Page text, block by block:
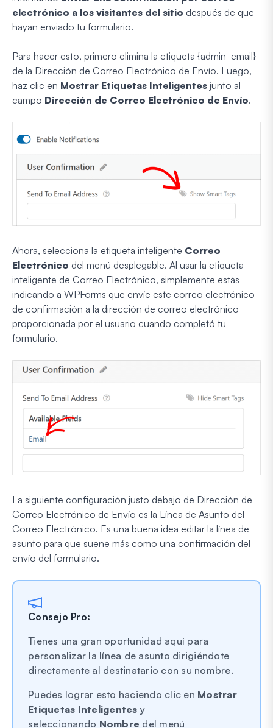
electrónico a los visitantes del sitio después de que
hayan enviado tu formulario.
Para hacer esto, primero elimina la etiqueta {admin_email}
de la Dirección de Correo Electrónico de Envío. Luego,
haz clic en Mostrar Etiquetas Inteligentes junto al
campo Dirección de Correo Electrónico de Envío.
Ahora, selecciona la etiqueta inteligente Correo
Electrónico del menú desplegable. Al usar la etiqueta
inteligente de Correo Electrónico, simplemente estás
indicando a WPForms que envíe este correo electrónico
de confirmación a la dirección de correo electrónico
proporcionada por el usuario cuando completó tu
formulario.
La siguiente configuración justo debajo de Dirección de
Correo Electrónico de Envío es la Línea de Asunto del
Correo Electrónico. Es una buena idea editar la línea de
asunto para que suene más como una confirmación del
envío del formulario.
Consejo Pro:
Tienes una gran oportunidad aquí para
personalizar la línea de asunto dirigiéndote
directamente al destinatario con su nombre.
Puedes lograr esto haciendo clic en Mostrar
Etiquetas Inteligentes y
seleccionando Nombre del menú